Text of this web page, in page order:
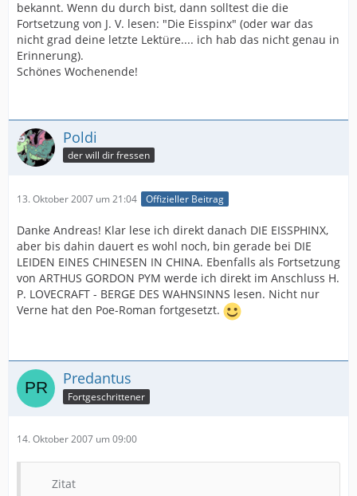
bekannt. Wenn du durch bist, dann solltest die die
Fortsetzung von J. V. lesen: "Die Eisspinx" (oder war das
nicht grad deine letzte Lektüre.... ich hab das nicht genau in
Erinnerung).
Schönes Wochenende!
Poldi
der will dir fressen
13. Oktober 2007 um 21:04 Offizieller Beitrag
Danke Andreas! Klar lese ich direkt danach DIE EISSPHINX,
aber bis dahin dauert es wohl noch, bin gerade bei DIE
LEIDEN EINES CHINESEN IN CHINA. Ebenfalls als Fortsetzung
von ARTHUS GORDON PYM werde ich direkt im Anschluss H.
P. LOVECRAFT - BERGE DES WAHNSINNS lesen. Nicht nur
Verne hat den Poe-Roman fortgesetzt.
Predantus
Fortgeschrittener
14. Oktober 2007 um 09:00
Zitat